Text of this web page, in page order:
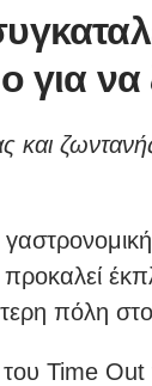
για
πόλη
Time Out